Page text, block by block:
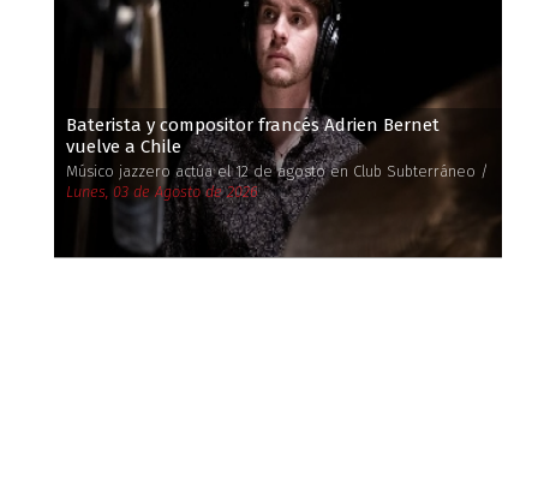
Baterista y compositor francés Adrien Bernet
vuelve a Chile
Músico jazzero actúa el 12 de agosto en Club Subterráneo /
Lunes, 03 de Agosto de 2026